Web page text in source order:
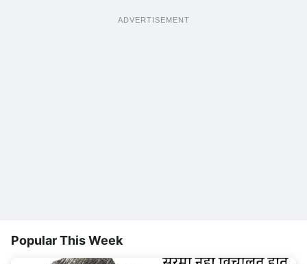
ADVERTISEMENT
Popular This Week